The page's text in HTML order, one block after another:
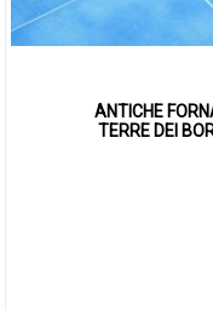
ANTICHE
TERRE DEI